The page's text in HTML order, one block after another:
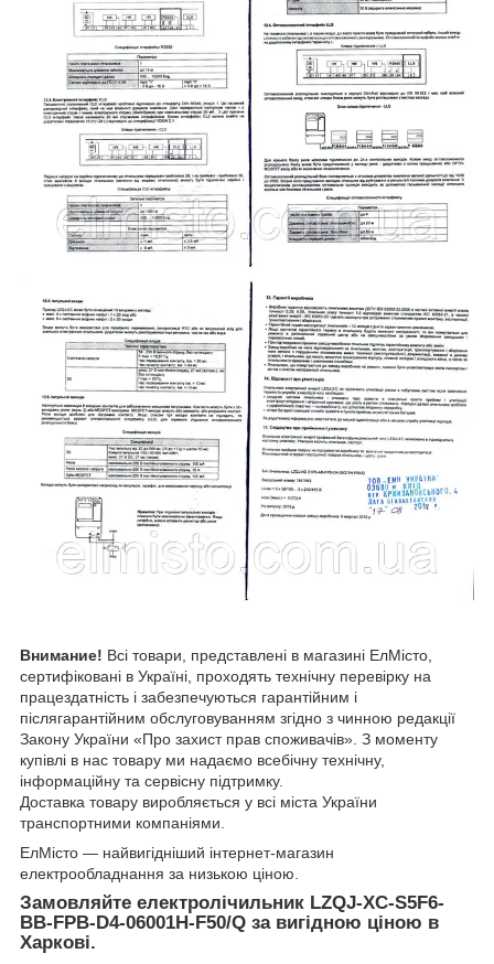
Внимание! Всі товари, представлені в магазині ЕлМісто,
сертифіковані в Україні, проходять технічну перевірку на
працездатність і забезпечуються гарантійним і
післягарантійним обслуговуванням згідно з чинною редакції
Закону України «Про захист прав споживачів». З моменту
купівлі в нас товару ми надаємо всебічну технічну,
інформаційну та сервісну підтримку.
Доставка товару виробляється у всі міста України
транспортними компаніями.
ЕлМісто — найвигідніший інтернет-магазин
електрообладнання за низькою ціною.
Замовляйте електролічильник LZQJ-XC-S5F6-
BB-FPB-D4-06001H-F50/Q за вигідною ціною в
Харкові.